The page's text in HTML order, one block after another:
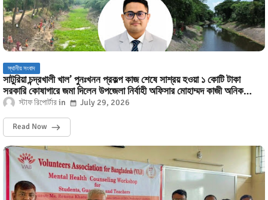
স্থানীয় সংবাদ
সাটুরিয়া চন্দ্রখালী খাল’ পুনঃখনন প্রকল্প কাজ শেষে সাশ্রয় হওয়া ১ কোটি টাকা
সরকারি কোষাগারে জমা দিলেন উপজেলা নির্বাহী অফিসার মোহাম্মদ কাজী অনিক
ইসলাম।স্টাফ রিপোর্টার July 29, 2026
Read Now